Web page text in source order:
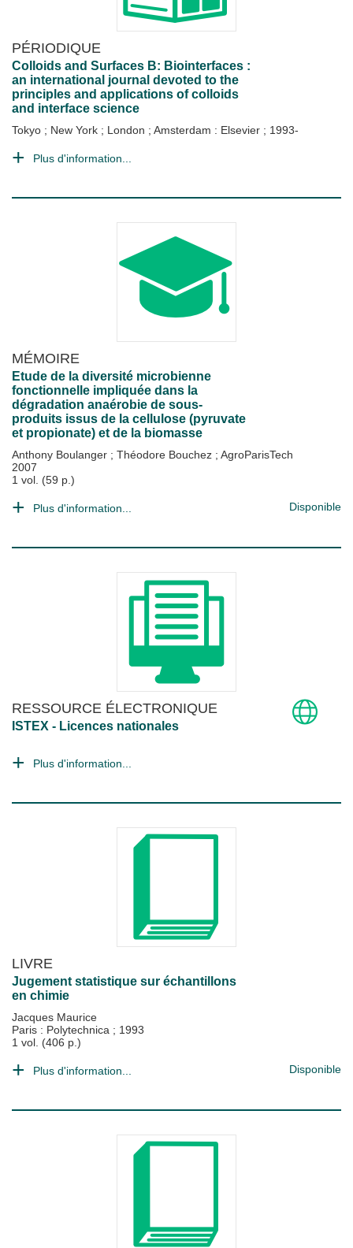
PÉRIODIQUE
Colloids and Surfaces B: Biointerfaces :
an international journal devoted to the
principles and applications of colloids
and interface science
Tokyo ; New York ; London ; Amsterdam : Elsevier ; 1993-
Plus d'information...
MÉMOIRE
Etude de la diversité microbienne
fonctionnelle impliquée dans la
dégradation anaérobie de sous-
produits issus de la cellulose (pyruvate
et propionate) et de la biomasse
Anthony Boulanger ; Théodore Bouchez ; AgroParisTech
2007
1 vol. (59 p.)
Plus d'information... Disponible
RESSOURCE ÉLECTRONIQUE
ISTEX - Licences nationales
Plus d'information...
LIVRE
Jugement statistique sur échantillons
en chimie
Jacques Maurice
Paris : Polytechnica ; 1993
1 vol. (406 p.)
Plus d'information... Disponible